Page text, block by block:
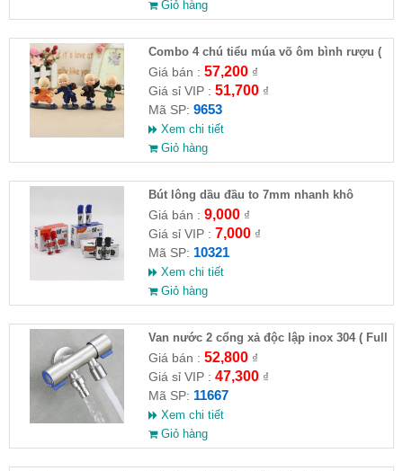
Giỏ hàng
Combo 4 chú tiểu múa võ ôm bình rượu (
HĐ )
Giá bán : 57,200₫
Giá sỉ VIP : 51,700₫
Mã SP: 9653
Xem chi tiết
Giỏ hàng
Bút lông dầu đầu to 7mm nhanh khô
Giá bán : 9,000₫
Giá sỉ VIP : 7,000₫
Mã SP: 10321
Xem chi tiết
Giỏ hàng
Van nước 2 cổng xả độc lập inox 304 ( Full
VAT )
Giá bán : 52,800₫
Giá sỉ VIP : 47,300₫
Mã SP: 11667
Xem chi tiết
Giỏ hàng